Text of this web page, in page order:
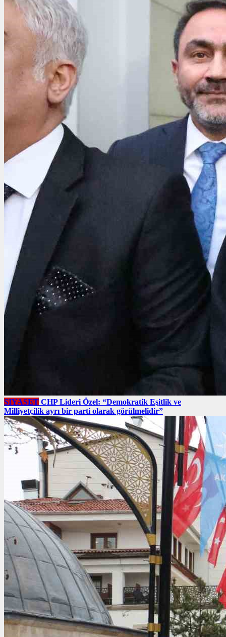
SIYASET CHP Lideri Özel: “Demokratik Eşitlik ve
Milliyetçilik ayrı bir parti olarak görülmelidir”